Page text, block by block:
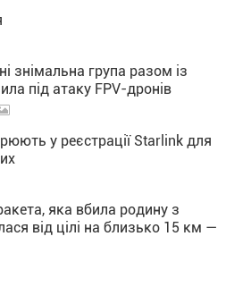
знімальна група разом із
під атаку FPV-дронів
у реєстрації Starlink для
яка вбила родину з
від цілі на близько 15 км —